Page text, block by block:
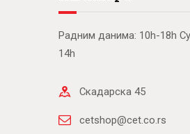
Радним данима: 10h-18h
14h
Скадарска 45
cetshop@cet.co.rs